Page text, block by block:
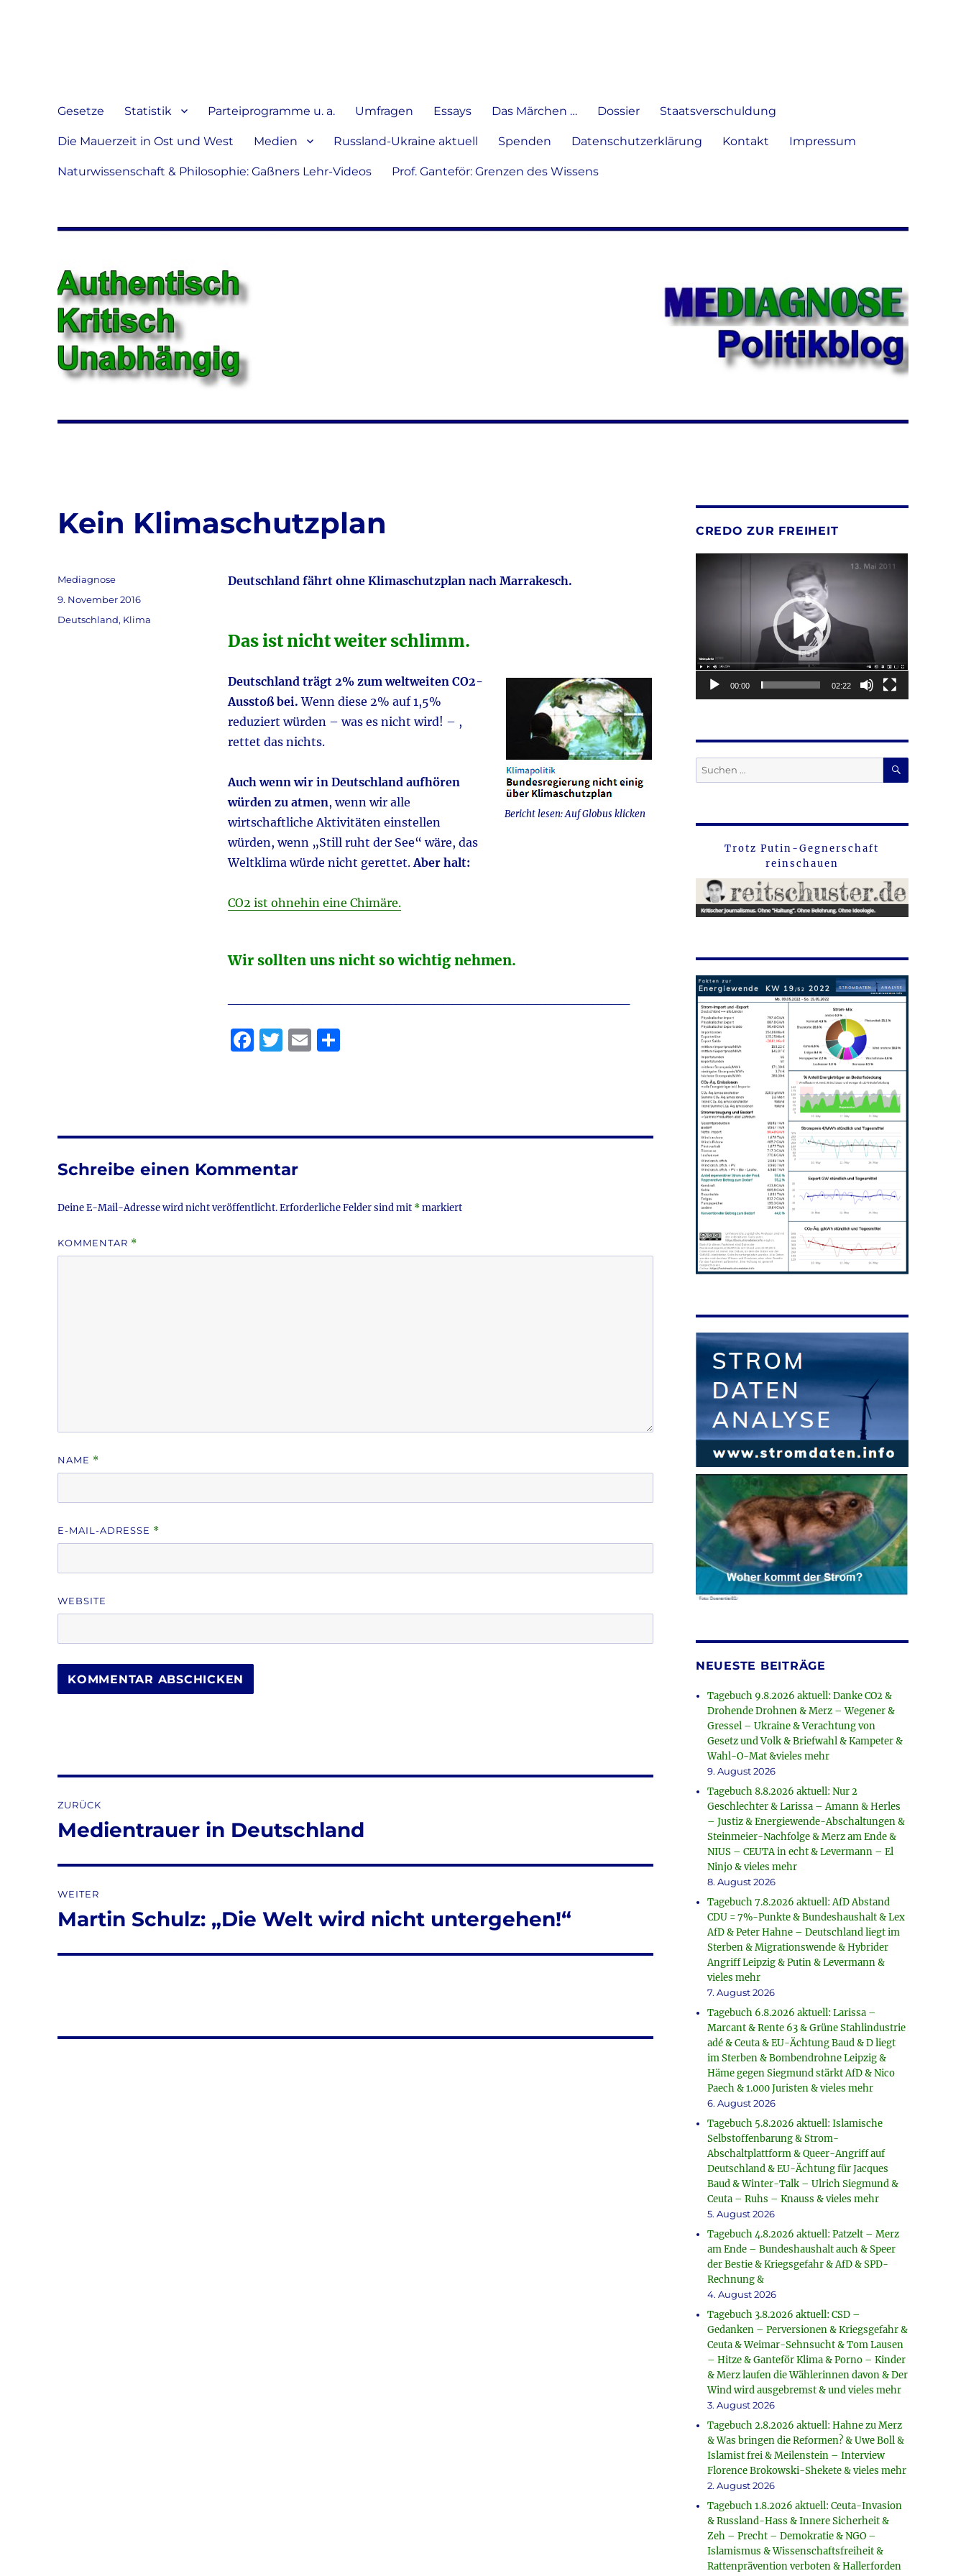
verbreiten
Gesetze Statistik Parteiprogramme u. a. Umfragen Essays Das Märchen … Dossier Staatsverschuldung
Die Mauerzeit in Ost und West Medien Russland-Ukraine aktuell Spenden Datenschutzerklärung Kontakt Impressum
Naturwissenschaft & Philosophie: Gaßners Lehr-Videos Prof. Ganteför: Grenzen des Wissens
Kein Klimaschutzplan
Deutschland fährt ohne Klimaschutzplan nach Marrakesch.
Das ist nicht weiter schlimm.
Bericht lesen: Auf Globus klicken
Deutschland trägt 2% zum weltweiten CO2-
Ausstoß bei. Wenn diese 2% auf 1,5%
reduziert würden – was es nicht wird! – ,
rettet das nichts.
Auch wenn wir in Deutschland aufhören
würden zu atmen, wenn wir alle
wirtschaftliche Aktivitäten einstellen
würden, wenn „Still ruht der See“ wäre, das
Weltklima würde nicht gerettet.Aber halt:
CO2 ist ohnehin eine Chimäre.
Wir sollten uns nicht so wichtig nehmen.
F
b
o
k
T
r
E T
Autor
Mediagnose
Veröffentlicht
am
9. November 2016
Kategorien
Deutschland, Klima
Schreibe einen Kommentar
Deine E-Mail-Adresse wird nicht veröffentlicht.Erforderliche Felder sind mit *markiert
KOMMENTAR *
NAME *
E-MAIL-ADRESSE *
WEBSITE
ZURÜCK
Vorheriger
Medientrauer in Deutschland
WEITER
Nächster
Martin Schulz: „Die Welt wird nicht untergehen!“
CREDO ZUR FREIHEIT
00:00 02:22
Suche
nach:
SUCHEN
Trotz Putin-Gegnerschaft
reinschauen
NEUESTE BEITRÄGE
Tagebuch 9.8.2026 aktuell: Danke CO2 &
Drohende Drohnen & Merz – Wegener &
Gressel – Ukraine & Verachtung von
Gesetz und Volk & Briefwahl & Kampeter &
Wahl-O-Mat &vieles mehr
9. August 2026
Tagebuch 8.8.2026 aktuell: Nur 2
Geschlechter & Larissa – Amann & Herles
– Justiz & Energiewende-Abschaltungen &
Steinmeier-Nachfolge & Merz am Ende &
NIUS – CEUTA in echt & Levermann – El
Ninjo & vieles mehr
8. August 2026
Tagebuch 7.8.2026 aktuell: AfD Abstand
CDU = 7%-Punkte & Bundeshaushalt & Lex
AfD & Peter Hahne – Deutschland liegt im
Sterben & Migrationswende & Hybrider
Angriff Leipzig & Putin & Levermann &
vieles mehr
7. August 2026
Tagebuch 6.8.2026 aktuell: Larissa –
Marcant & Rente 63 & Grüne Stahlindustrie
adé & Ceuta & EU-Ächtung Baud & D liegt
im Sterben & Bombendrohne Leipzig &
Häme gegen Siegmund stärkt AfD & Nico
Paech & 1.000 Juristen & vieles mehr
6. August 2026
Tagebuch 5.8.2026 aktuell: Islamische
Selbstoffenbarung & Strom-
Abschaltplattform & Queer-Angriff auf
Deutschland & EU-Ächtung für Jacques
Baud & Winter-Talk – Ulrich Siegmund &
Ceuta – Ruhs – Knauss & vieles mehr
5. August 2026
Tagebuch 4.8.2026 aktuell: Patzelt – Merz
am Ende – Bundeshaushalt auch & Speer
der Bestie & Kriegsgefahr & AfD & SPD-
Rechnung &
4. August 2026
Tagebuch 3.8.2026 aktuell: CSD –
Gedanken – Perversionen & Kriegsgefahr &
Ceuta & Weimar-Sehnsucht & Tom Lausen
– Hitze & Ganteför Klima & Porno – Kinder
& Merz laufen die Wählerinnen davon & Der
Wind wird ausgebremst & und vieles mehr
3. August 2026
Tagebuch 2.8.2026 aktuell: Hahne zu Merz
& Was bringen die Reformen? & Uwe Boll &
Islamist frei & Meilenstein – Interview
Florence Brokowski-Shekete & vieles mehr
2. August 2026
Tagebuch 1.8.2026 aktuell: Ceuta-Invasion
& Russland-Hass & Innere Sicherheit &
Zeh – Precht – Demokratie & NGO –
Islamismus & Wissenschaftsfreiheit &
Rattenprävention verboten & Hallerforden